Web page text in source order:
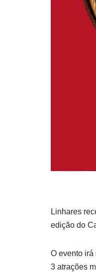
Linhares
edição do
O evento
3 atrações